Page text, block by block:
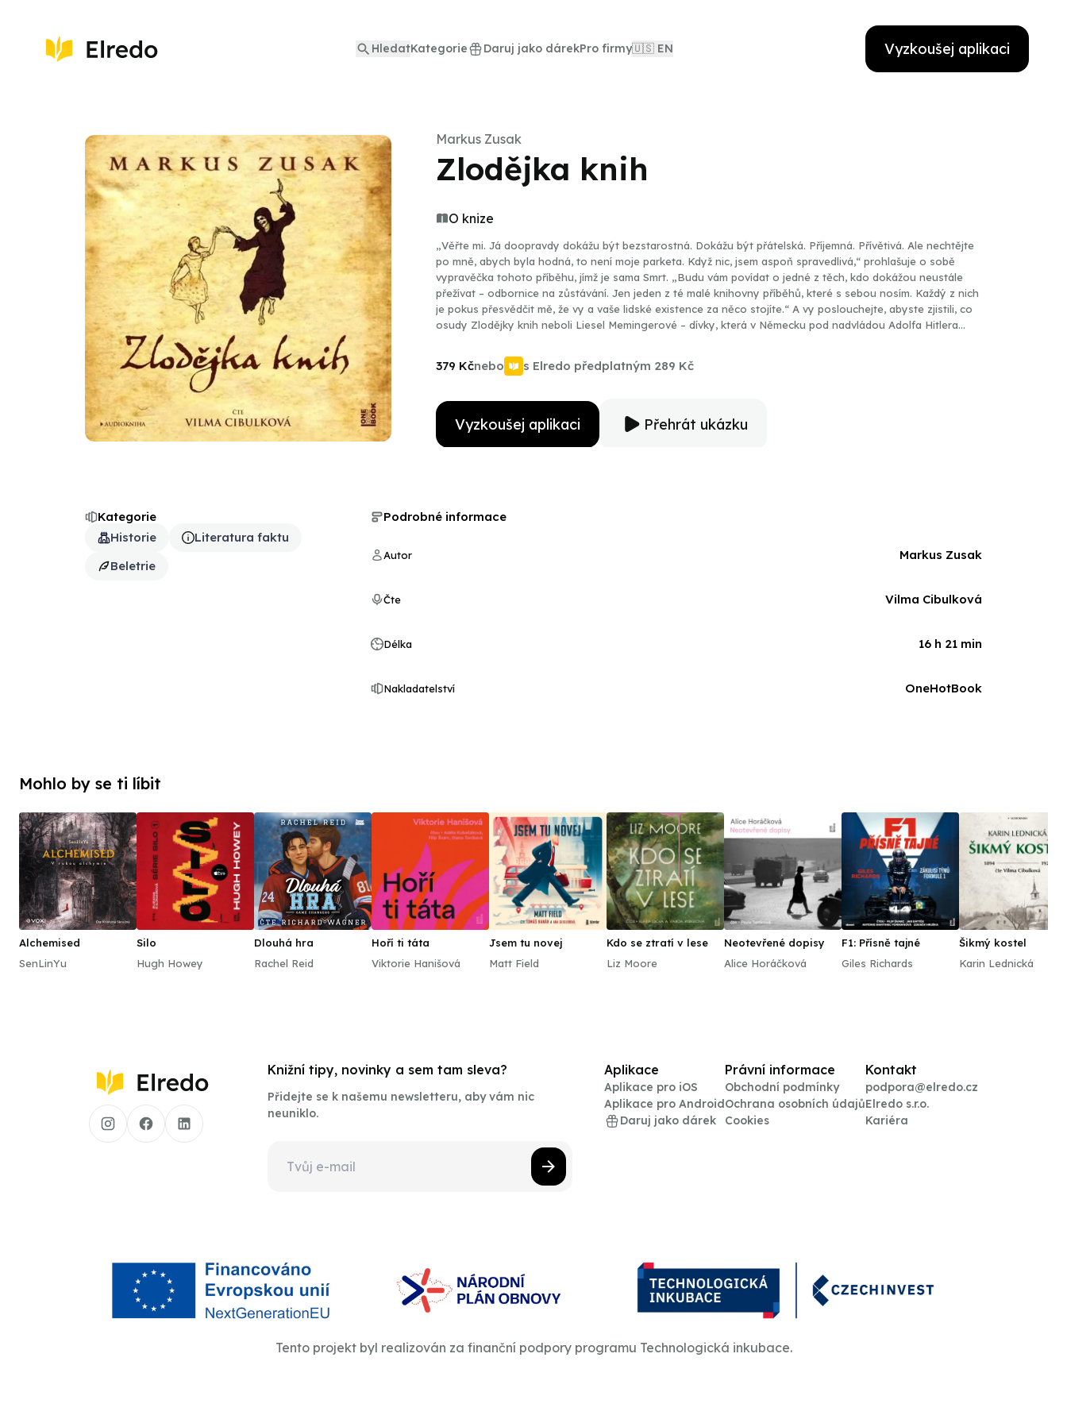
HledatKategorie Daruj jako dárekPro firmy🇺🇸 EN Vyzkoušej aplikaci
Markus Zusak
Zlodějka knih
O knize
„Věřte mi. Já doopravdy dokážu být bezstarostná. Dokážu být přátelská. Příjemná. Přívětivá. Ale nechtějte
po mně, abych byla hodná, to není moje parketa. Když nic, jsem aspoň spravedlivá,“ prohlašuje o sobě
vypravěčka tohoto příběhu, jímž je sama Smrt. „Budu vám povídat o jedné z těch, kdo dokážou neustále
přežívat – odbornice na zůstávání. Jen jeden z té malé knihovny příběhů, které s sebou nosím. Každý z nich
je pokus přesvědčit mě, že vy a vaše lidské existence za něco stojíte.“ A vy poslouchejte, abyste zjistili, co
osudy Zlodějky knih neboli Liesel Memingerové – dívky, která v Německu pod nadvládou Adolfa Hitlera
vám. Podle románu vznikla rovněž filmová adaptace (režie Brian Percival, 2013) s Geoffrey Rushem a Emily
Watson v hlavních rolích.
379 Kčnebo s Elredo předplatným 289 Kč
Vyzkoušej aplikaci Přehrát ukázku
Kategorie
Historie
Literatura faktu
Beletrie
Podrobné informace
Autor Markus Zusak
Čte Vilma Cibulková
Délka 16 h 21 min
Nakladatelství OneHotBook
Mohlo by se ti líbit
Alchemised
SenLinYu
Silo
Hugh Howey
Dlouhá hra
Rachel Reid
Hoří ti táta
Viktorie Hanišová
Jsem tu novej
Matt Field
Kdo se ztratí v lese
Liz Moore
Neotevřené dopisy
Alice Horáčková
F1: Přísně tajné
Giles Richards
Šikmý kostel
Karin Lednická
Knižní tipy, novinky a sem tam sleva?
Přidejte se k našemu newsletteru, aby vám nic
neuniklo.
Aplikace
Aplikace pro iOS
Aplikace pro Android
Daruj jako dárek
Právní informace
Obchodní podmínky
Ochrana osobních údajů
Cookies
Kontakt
podpora@elredo.cz
Elredo s.r.o.
Kariéra
Tento projekt byl realizován za finanční podpory programu Technologická inkubace.